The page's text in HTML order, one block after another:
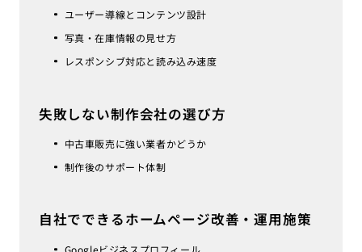
ユーザー導線とコンテンツ設計
写真・在庫情報の見せ方
レスポンシブ対応と読み込み速度
失敗しない制作会社の選び方
中古車販売に強い業者かどうか
制作後のサポート体制
自社でできるホームページ改善・運用施策
Googleビジネスプロフィール